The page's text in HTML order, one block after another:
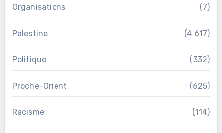
Organisations (7)
Palestine (4 617)
Politique (332)
Proche-Orient (625)
Racisme (114)